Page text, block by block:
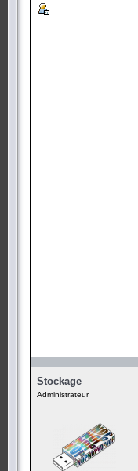
Stockage
Administrateur